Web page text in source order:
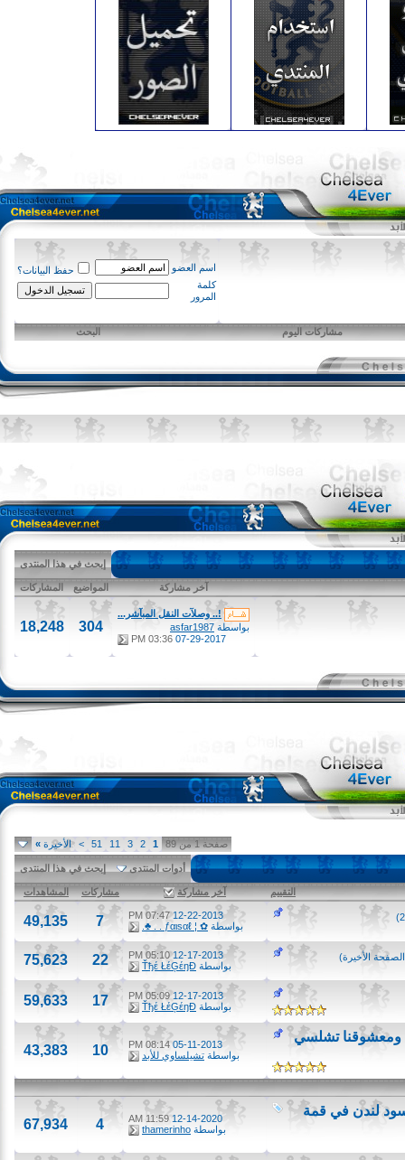
اسم العضو
حفظ البيانات؟
كلمة
المرور
مشاركات اليوم البحث
إبحث في هذا المنتدى
آخر مشاركة المواضيع المشاركات
!.. وصلآت النقل المبآشر...
بواسطةasfar1987
07-29-2017
03:36 PM
304
18,248
صفحة 1 من 89 1
2
11
51
> الأخيرة»
أدوات المنتدى إبحث في هذا المنتدى
التقييم آخر مشاركة مشاركات المشاهدات
12-22-2013
07:47 PM
بواسطة✿ ¦ ƒαιѕαℓ . . ♣.
7
49,135
الأخيرة)
12-17-2013
05:10 PM
بواسطةŤђέ ŁέĢέŋĐ
22
75,623
12-17-2013
05:09 PM
بواسطةŤђέ ŁέĢέŋĐ
17
59,633
تشلسي 05-11-2013
08:14 PM
بواسطةتشيلساوي للأبد 43,383
لندن في قمة 12-14-2020
11:59 AM
بواسطةthamerinho
67,934